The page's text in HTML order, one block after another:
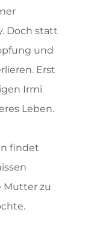
Doch statt
und
Erst
Irmi
Leben.
findet
Mutter zu